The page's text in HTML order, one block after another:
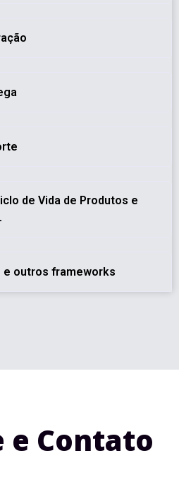
de Vida de Produtos e
e outros frameworks
e Contato